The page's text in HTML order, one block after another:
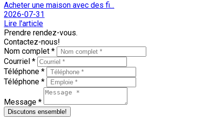
Acheter une maison avec des fi...
2026-07-31
Lire l'article
Prendre rendez-vous.
Contactez-nous!
Nom complet *
Courriel *
Téléphone *
Téléphone *
Message *
Discutons ensemble!